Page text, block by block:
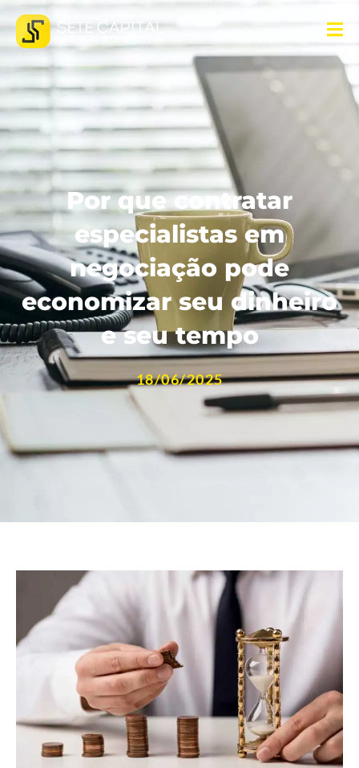
Por que contratar
especialistas em
negociação pode
economizar seu dinheiro
e seu tempo
18/06/2025